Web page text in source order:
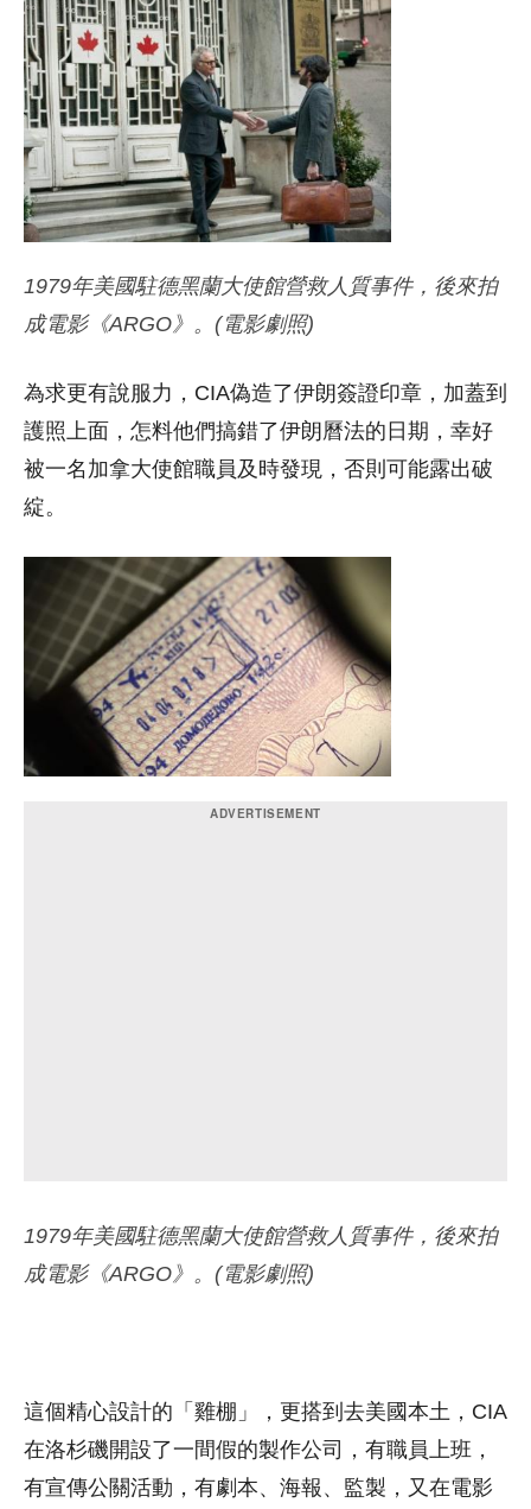
1979年美國駐德黑蘭大使館營救人質事件，後來拍
成電影《ARGO》。(電影劇照)
為求更有說服力，CIA偽造了伊朗簽證印章，加蓋到
護照上面，怎料他們搞錯了伊朗曆法的日期，幸好
被一名加拿大使館職員及時發現，否則可能露出破
綻。
1979年美國駐德黑蘭大使館營救人質事件，後來拍
成電影《ARGO》。(電影劇照)
這個精心設計的「雞棚」，更搭到去美國本土，CIA
在洛杉磯開設了一間假的製作公司，有職員上班，
有宣傳公關活動，有劇本、海報、監製，又在電影